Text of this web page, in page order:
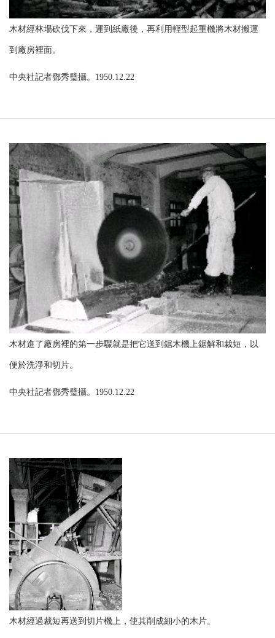
木材經林場砍伐下來，運到紙廠後，再利用輕型起重機將木材搬運
到廠房裡面。
中央社記者鄧秀璧攝。1950.12.22
木材進了廠房裡的第一步驟就是把它送到鋸木機上鋸解和裁短，以
便於洗淨和切片。
中央社記者鄧秀璧攝。1950.12.22
木材經過裁短再送到切片機上，使其削成細小的木片。